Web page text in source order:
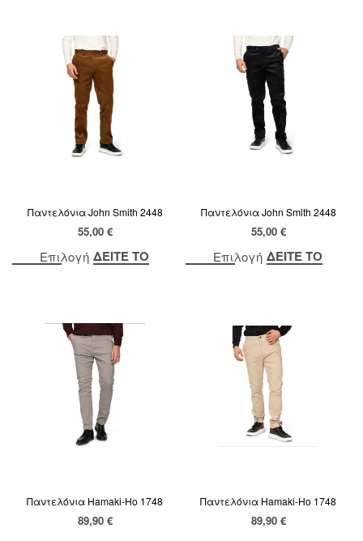
Παντελόνια John Smith 2448
55,00 €
Επιλογή ΔΕΙΤΕ ΤΟ
Παντελόνια John Smith 2448
55,00 €
Επιλογή ΔΕΙΤΕ ΤΟ
Παντελόνια Hamaki-Ho 1748
89,90 €
Παντελόνια Hamaki-Ho 1748
89,90 €